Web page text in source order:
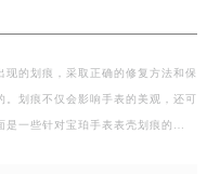
现的划痕，采取正确的修复方法和保
。划痕不仅会影响手表的美观，还可
是一些针对宝珀手表表壳划痕的…